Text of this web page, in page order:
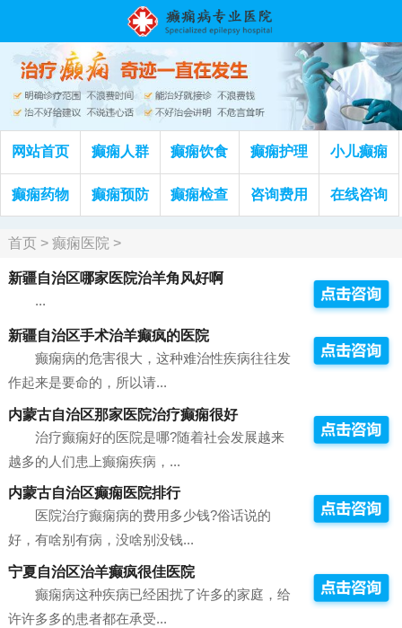
网站首页 癫痫人群 癫痫饮食 癫痫护理 小儿癫痫
癫痫药物 癫痫预防 癫痫检查 咨询费用 在线咨询
首页> 癫痫医院 >
新疆自治区哪家医院治羊角风好啊
...
新疆自治区手术治羊癫疯的医院
癫痫病的危害很大，这种难治性疾病往往发
作起来是要命的，所以请...
内蒙古自治区那家医院治疗癫痫很好
治疗癫痫好的医院是哪?随着社会发展越来
越多的人们患上癫痫疾病，...
内蒙古自治区癫痫医院排行
医院治疗癫痫病的费用多少钱?俗话说的
好，有啥别有病，没啥别没钱...
宁夏自治区治羊癫疯很佳医院
癫痫病这种疾病已经困扰了许多的家庭，给
许许多多的患者都在承受...